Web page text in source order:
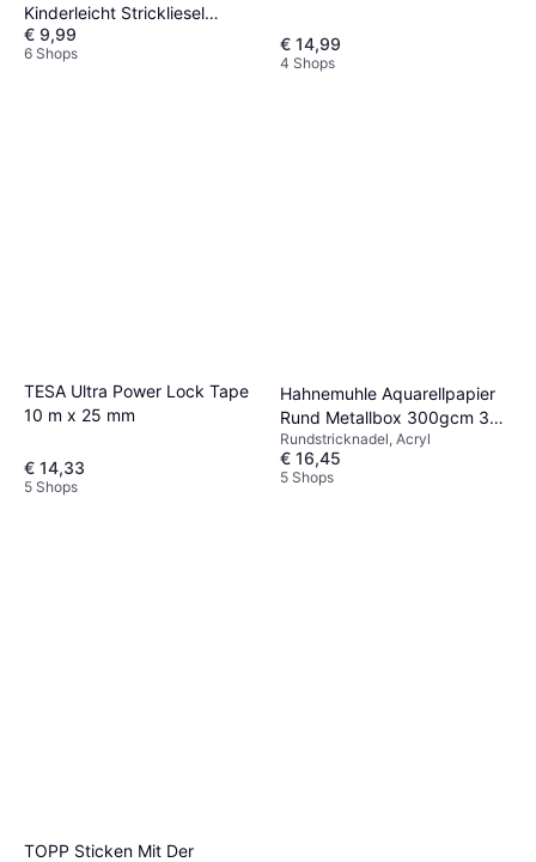
Kinderleicht Strickliesel
Handarbeitsset
€ 9,99
6 Shops € 14,99
4 Shops
TESA Ultra Power Lock Tape
10 m x 25 mm
€ 14,33
5 Shops
Hahnemuhle Aquarellpapier
Rund Metallbox 300gcm 30
Blatt
Rundstricknadel, Acryl
€ 16,45
5 Shops
TOPP Sticken Mit Der